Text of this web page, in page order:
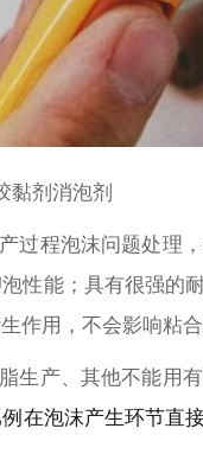
黏剂消泡剂
过程泡沫问题处理
性能；具有很强的
作用，不会影响粘
产、其他不能用
在泡沫产生环节直